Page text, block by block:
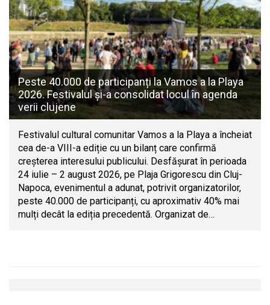
Peste 40.000 de participanți la Vamos a la Playa
2026. Festivalul și-a consolidat locul în agenda
verii clujene
Festivalul cultural comunitar Vamos a la Playa a încheiat
cea de-a VIII-a ediție cu un bilanț care confirmă
creșterea interesului publicului. Desfășurat în perioada
24 iulie – 2 august 2026, pe Plaja Grigorescu din Cluj-
Napoca, evenimentul a adunat, potrivit organizatorilor,
peste 40.000 de participanți, cu aproximativ 40% mai
mulți decât la ediția precedentă. Organizat de…